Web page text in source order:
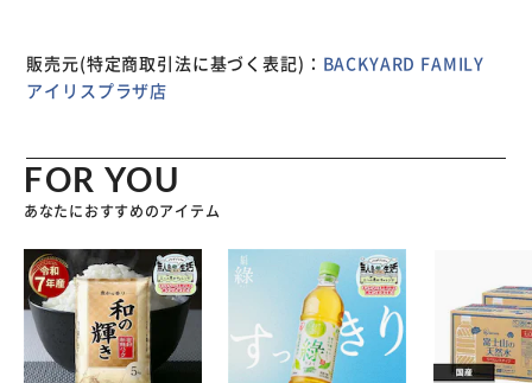
卓にも出せるコンパクトサイズ。盛り付けいらずで洗い物も
減らせちゃう♪ 【食洗機対応でお手入れラクラク】 食洗機
【毎日使える！耐久性のあるつくり】 本体はアルミメッキ
鋼板＆シリコーンゴム製。デイリー使いできるレンジグリ
ル。 【初心者さんにも嬉しい50種レシピ】 どなたでも簡単
につくれる、50種類のレシピ付き。料理初心者さんでも安
心！毎日の献立の参考に。
販売元(特定商取引法に基づく表記)： BACKYARD FAMILY
アイリスプラザ店
FOR YOU
あなたにおすすめのアイテム